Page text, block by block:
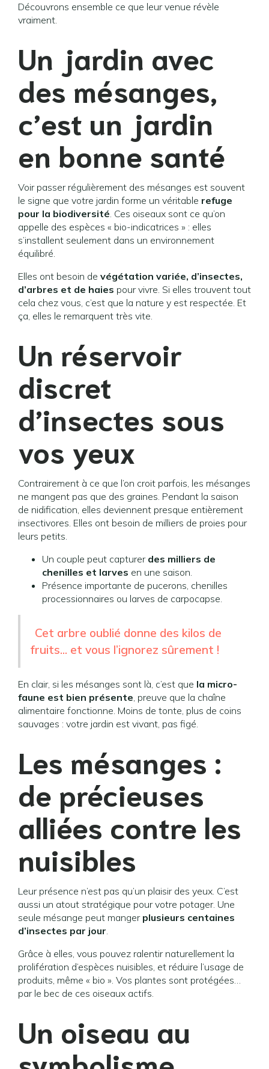
Découvrons ensemble ce que leur venue révèle
vraiment.
Un jardin avec
des mésanges,
c’est un jardin
en bonne santé
Voir passer régulièrement des mésanges est souvent
le signe que votre jardin forme un véritable refuge
pour la biodiversité. Ces oiseaux sont ce qu’on
appelle des espèces « bio-indicatrices » : elles
s’installent seulement dans un environnement
équilibré.
Elles ont besoin de végétation variée, d’insectes,
d’arbres et de haies pour vivre. Si elles trouvent tout
cela chez vous, c’est que la nature y est respectée. Et
ça, elles le remarquent très vite.
Un réservoir
discret
d’insectes sous
vos yeux
Contrairement à ce que l’on croit parfois, les mésanges
ne mangent pas que des graines. Pendant la saison
de nidification, elles deviennent presque entièrement
insectivores. Elles ont besoin de milliers de proies pour
leurs petits.
Un couple peut capturer des milliers de
chenilles et larves en une saison.
Présence importante de pucerons, chenilles
processionnaires ou larves de carpocapse.
Cet arbre oublié donne des kilos de
fruits... et vous l’ignorez sûrement !
En clair, si les mésanges sont là, c’est que la micro-
faune est bien présente, preuve que la chaîne
alimentaire fonctionne. Moins de tonte, plus de coins
sauvages : votre jardin est vivant, pas figé.
Les mésanges :
de précieuses
alliées contre les
nuisibles
Leur présence n’est pas qu’un plaisir des yeux. C’est
aussi un atout stratégique pour votre potager. Une
seule mésange peut manger plusieurs centaines
d’insectes par jour.
Grâce à elles, vous pouvez ralentir naturellement la
prolifération d’espèces nuisibles, et réduire l’usage de
produits, même « bio ». Vos plantes sont protégées…
par le bec de ces oiseaux actifs.
Un oiseau au